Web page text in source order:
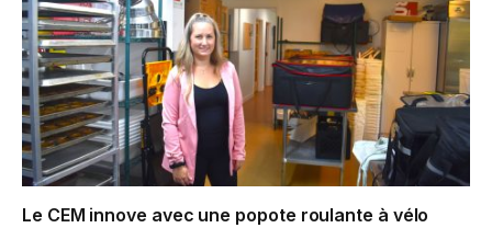
Le CEM innove avec une popote roulante à vélo